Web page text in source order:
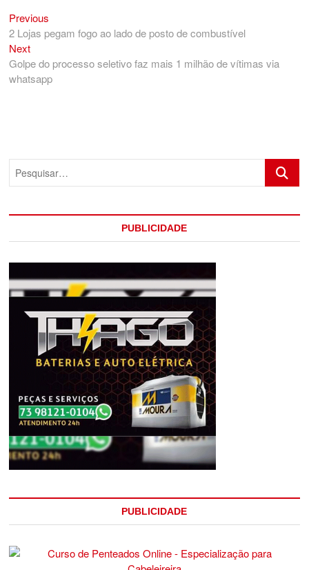
Navegação
de
Post
Previous
post:
2 Lojas pegam fogo ao lado de posto de combustível
NextNext
post:
Golpe do processo seletivo faz mais 1 milhão de vítimas via
whatsapp
PUBLICIDADE
PUBLICIDADE